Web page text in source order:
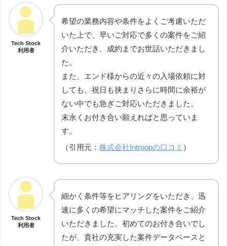
Tech Stock
利用者
希望の業務内容や条件をよくご考慮いただ
いた上で、早いご対応で多くの案件をご紹
介いただき、成約までお世話いただきまし
た。
また、エンド様からの近々の入場依頼に対
しても、祝日も挟まりさらに時間に余裕が
ない中でも急ぎご対応いただきました。
末永くお付き合い願えればと思っていま
す。
（引用元： 株式会社Introopの口コミ ）
Tech Stock
利用者
細かく条件等をヒアリングをいただき、迅
速に多くの希望にマッチした案件をご紹介
いただきました。初めてのお付き合いでし
たが、貴社の充実した案件データベースと